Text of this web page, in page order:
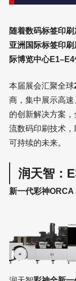
随着数码标签印
亚洲国际标签印
际博览中心E1–E4
本届展会汇聚全球
商，集中展示高
的创新解决方案
流数码印刷技术
可持续的未来。
润天智：
新一代彩神